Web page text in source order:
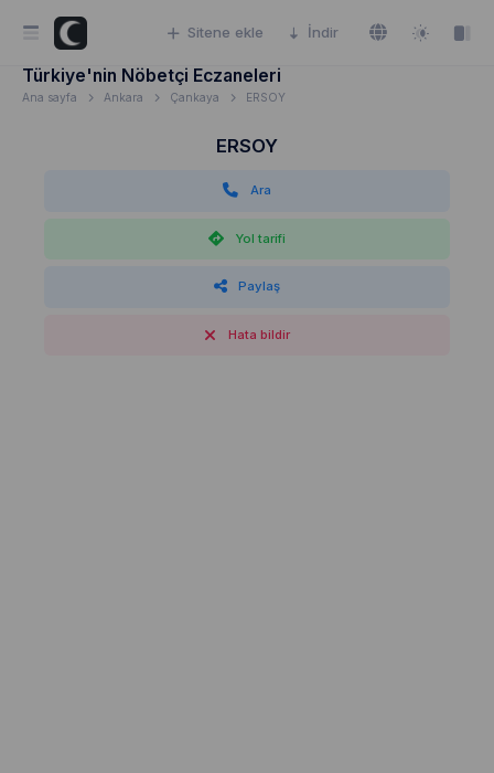
Sitene ekle İndir
Türkiye'nin Nöbetçi Eczaneleri
Ana sayfa Ankara Çankaya ERSOY
ERSOY
Ara
Yol tarifi
Paylaş
Hata bildir